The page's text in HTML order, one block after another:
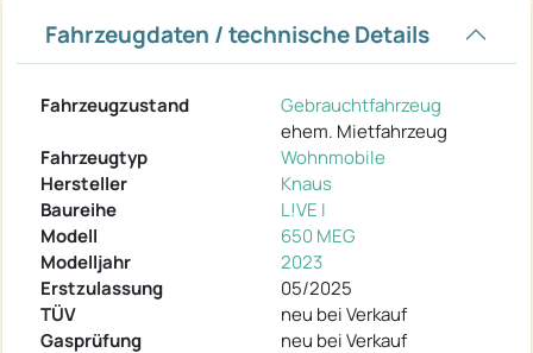
Fahrzeugdaten / technische Details
Fahrzeugzustand
Gebrauchtfahrzeug
ehem. Mietfahrzeug
Fahrzeugtyp
Wohnmobile
Hersteller
Knaus
Baureihe
L!VE I
Modell
650 MEG
Modelljahr
2023
Erstzulassung
05/2025
TÜV
neu bei Verkauf
Gasprüfung
neu bei Verkauf